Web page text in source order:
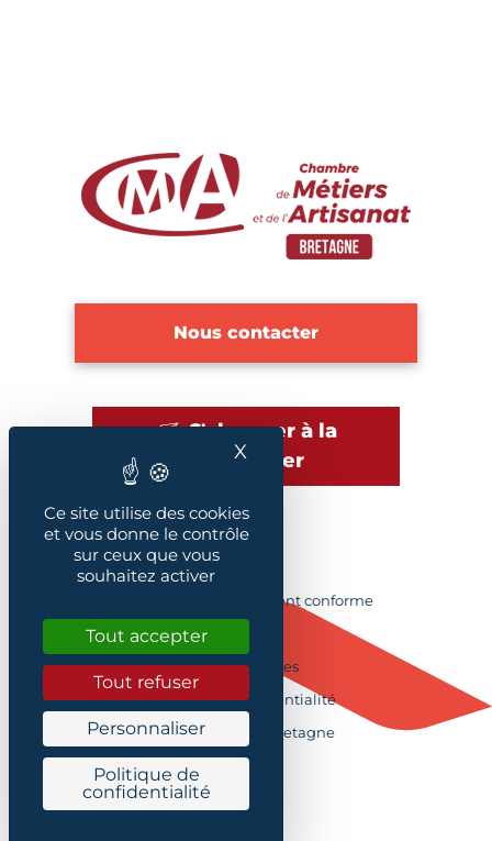
Ce site utilise des cookies
et vous donne le contrôle
sur ceux que vous
souhaitez activer
Tout accepter
Tout refuser
Personnaliser
Politique de
confidentialité
X Masquer le bandeau
Nous contacter
S'abonner à la
newsletter
Accessibilité : Partiellement conforme
Mentions légales
Politique de confidentialité
Contacter la CMA Bretagne
Cookies
Formulaire de contact